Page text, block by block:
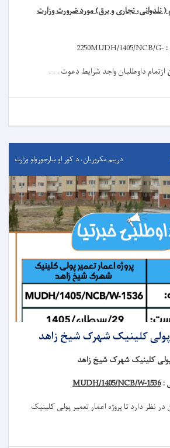
( نلدوانی، نجاری و برق) مورد ضرورت وزارت
:
MUDH/1405/NCB/G-
2250
ازتمام داوطلبان واجد شرایط دعوت . . .
درېيم مکروریان، د کور او ښارجوړولو وزارت
پولی کلینیک شهرک شیخ زاهد
پولی کلینیک شهرک شیخ زاهد
:
MUDH/1405/NCB/W-1536
نظر دارد تاپروژه اعمار تعمیرپولی کلینیک